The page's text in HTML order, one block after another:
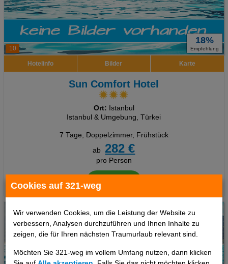
Cookies auf 321-weg
Wir verwenden Cookies, um die Leistung der Website zu
verbessern, Analysen durchzuführen und Ihnen Inhalte zu
zeigen, die für Ihren nächsten Traumurlaub relevant sind.
Möchten Sie 321-weg im vollem Umfang nutzen, dann klicken
10
18%
Empfehlung
Hotelinfo Bilder Karte
Sun Comfort Hotel
Ort: Istanbul
Istanbul & Umgebung, Türkei
7 Tage, Doppelzimmer, Frühstück
ab
282 €
pro Person